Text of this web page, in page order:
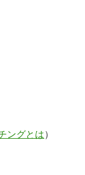
ングとは）